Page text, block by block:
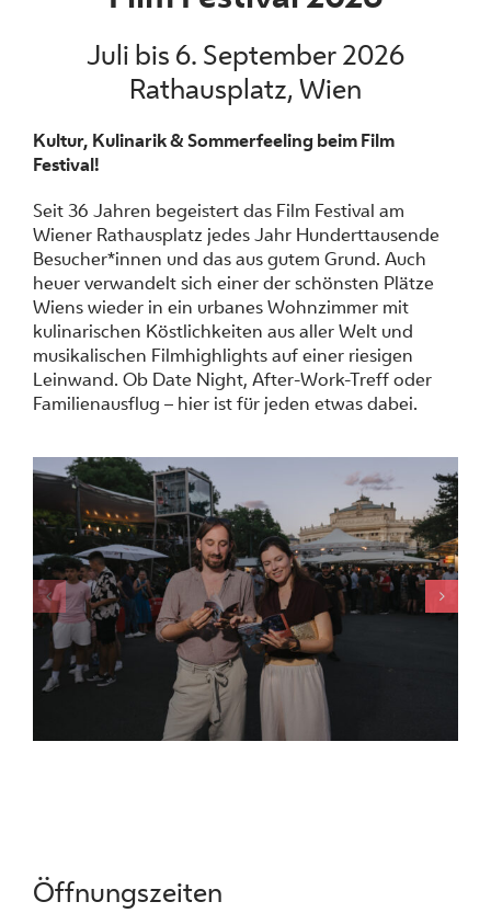
Juli bis 6. September 2026
Rathausplatz, Wien
Kultur, Kulinarik & Sommerfeeling beim Film
Festival!
Seit 36 Jahren begeistert das Film Festival am
Wiener Rathausplatz jedes Jahr Hunderttausende
Besucher*innen und das aus gutem Grund. Auch
heuer verwandelt sich einer der schönsten Plätze
Wiens wieder in ein urbanes Wohnzimmer mit
kulinarischen Köstlichkeiten aus aller Welt und
musikalischen Filmhighlights auf einer riesigen
Leinwand. Ob Date Night, After-Work-Treff oder
Familienausflug – hier ist für jeden etwas dabei.
Öffnungszeiten